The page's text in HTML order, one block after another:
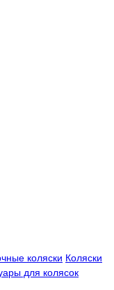
коляски Коляски
для колясок